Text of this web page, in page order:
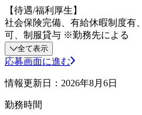
【待遇/福利厚生】
社会保険完備、有給休暇制度有
可、制服貸与 ※勤務先による
全て表示
応募画面に進む
情報更新日：2026年8月6日
勤務時間